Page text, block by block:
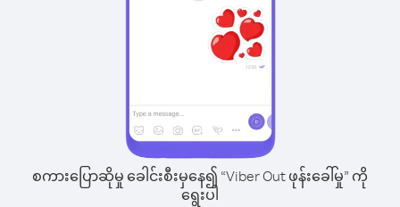
စကားပြောဆိုမှု ခေါင်းစီးမှနေ၍ “Viber Out ဖုန်းခေါ်မှု” ကို
ရွေးပါ